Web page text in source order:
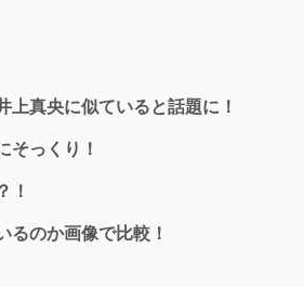
真央に似ていると話題に！
そっくり！
！
るのか画像で比較！